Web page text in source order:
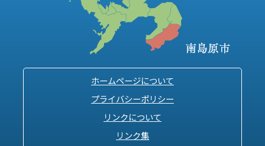
ホームページについて
プライバシーポリシー
リンクについて
リンク集